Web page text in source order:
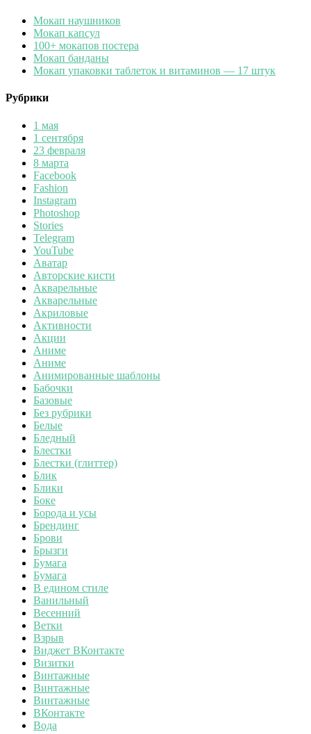
Мокап наушников
Мокап капсул
100+ мокапов постера
Мокап банданы
Мокап упаковки таблеток и витаминов — 17 штук
Рубрики
1 мая
1 сентября
23 февраля
8 марта
Facebook
Fashion
Instagram
Photoshop
Stories
Telegram
YouTube
Аватар
Авторские кисти
Акварельные
Акварельные
Акриловые
Активности
Акции
Аниме
Аниме
Анимированные шаблоны
Бабочки
Базовые
Без рубрики
Белые
Бледный
Блестки
Блестки (глиттер)
Блик
Блики
Боке
Борода и усы
Брендинг
Брови
Брызги
Бумага
Бумага
В едином стиле
Ванильный
Весенний
Ветки
Взрыв
Виджет ВКонтакте
Визитки
Винтажные
Винтажные
Винтажные
ВКонтакте
Вода